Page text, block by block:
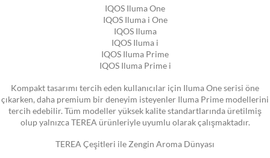
IQOS Iluma One
IQOS Iluma i One
IQOS Iluma
IQOS Iluma i
IQOS Iluma Prime
IQOS Iluma Prime i
Kompakt tasarımı tercih eden kullanıcılar için Iluma One serisi öne
çıkarken, daha premium bir deneyim isteyenler Iluma Prime modellerini
tercih edebilir. Tüm modeller yüksek kalite standartlarında üretilmiş
olup yalnızca TEREA ürünleriyle uyumlu olarak çalışmaktadır.
TEREA Çeşitleri ile Zengin Aroma Dünyası